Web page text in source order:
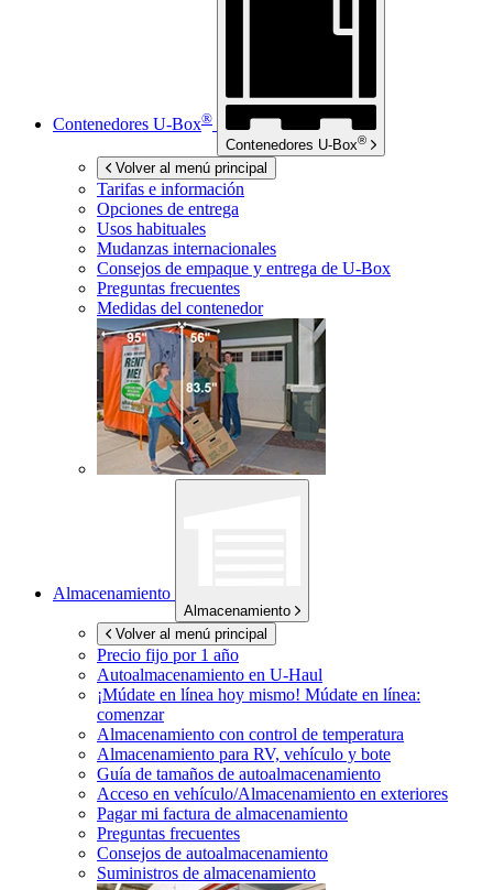
Contenedores U-Box®
Contenedores U-Box®
Volver al menú principal
Tarifas e información
Opciones de entrega
Usos habituales
Mudanzas internacionales
Consejos de empaque y entrega de U-Box
Preguntas frecuentes
Medidas del contenedor
Almacenamiento
Almacenamiento
Volver al menú principal
Precio fijo por 1 año
Autoalmacenamiento en U-Haul
¡Múdate en línea hoy mismo! Múdate en línea:
comenzar
Almacenamiento con control de temperatura
Almacenamiento para RV, vehículo y bote
Guía de tamaños de autoalmacenamiento
Acceso en vehículo/Almacenamiento en exteriores
Pagar mi factura de almacenamiento
Preguntas frecuentes
Consejos de autoalmacenamiento
Suministros de almacenamiento